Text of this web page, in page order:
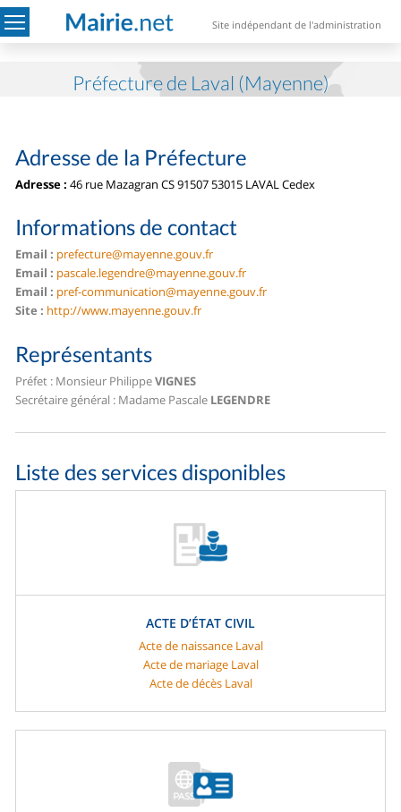
Site indépendant de l'administration
Préfecture de Laval (Mayenne)
Adresse de la Préfecture
Adresse : 46 rue Mazagran CS 9150753015 LAVAL Cedex
Informations de contact
Email : prefecture@mayenne.gouv.fr
Email : pascale.legendre@mayenne.gouv.fr
Email : pref-communication@mayenne.gouv.fr
Site : http://www.mayenne.gouv.fr
Représentants
Préfet : Monsieur PhilippeVIGNES
Secrétaire général : Madame Pascale LEGENDRE
Liste des services disponibles
ACTE D’ÉTAT CIVIL
Acte de naissance Laval
Acte de mariage Laval
Acte de décès Laval